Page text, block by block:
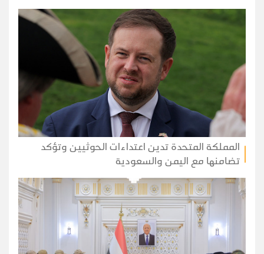
المملكة المتحدة تدين اعتداءات الحوثيين وتؤكد
تضامنها مع اليمن والسعودية